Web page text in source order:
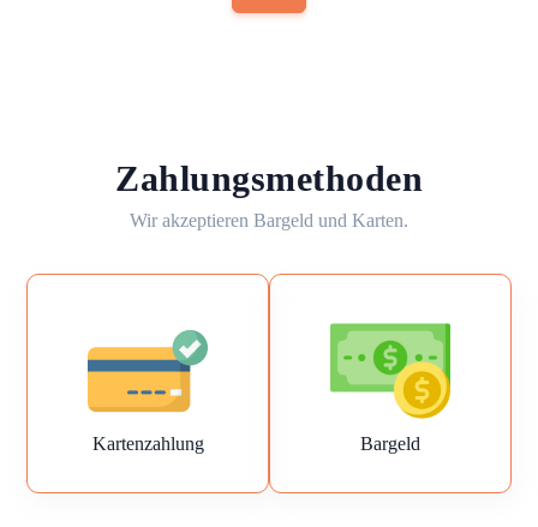
Zahlungsmethoden
Wir akzeptieren Bargeld und Karten.
Kartenzahlung Bargeld